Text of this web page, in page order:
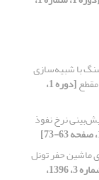
با شبیه‌سازی
[دوره 1،
نرخ نفوذ
ماشین حفر تونل
[دوره 1، شماره 3، 1396،